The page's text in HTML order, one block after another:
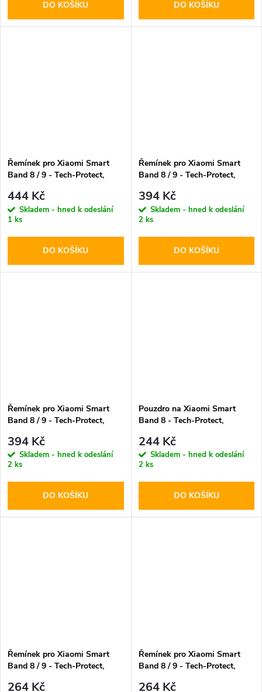
DO KOŠÍKU DO KOŠÍKU
Řemínek pro Xiaomi Smart
Band 8 / 9 - Tech-Protect,
444 Kč
Skladem - hned k odeslání
1 ks
DO KOŠÍKU
Řemínek pro Xiaomi Smart
Band 8 / 9 - Tech-Protect,
394 Kč
Skladem - hned k odeslání
2 ks
DO KOŠÍKU
Řemínek pro Xiaomi Smart
Band 8 / 9 - Tech-Protect,
394 Kč
Skladem - hned k odeslání
2 ks
DO KOŠÍKU
Pouzdro na Xiaomi Smart
Band 8 - Tech-Protect,
244 Kč
Skladem - hned k odeslání
2 ks
DO KOŠÍKU
Řemínek pro Xiaomi Smart
Band 8 / 9 - Tech-Protect,
264 Kč
Řemínek pro Xiaomi Smart
Band 8 / 9 - Tech-Protect,
264 Kč